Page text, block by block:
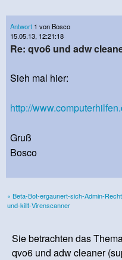
Antwort 1 von Bosco
15.05.13, 12:21:18
Re: qvo6 und adw
Sieh mal hier:
http://
Gruß
Bosco
« Beta-Bot-ergaunert-sich-Admin-
und-killt-Virenscanner
Sie betrachten das
qvo6 und adw cleaner